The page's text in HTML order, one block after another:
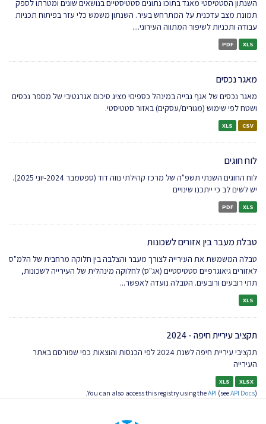
השנתון הסטטיסטי מאגד בתוכו נתונים סטטיסטיים בנושאים שונים ומטרתו לספק
תמונת מצב עדכנית על המתרחש בעיר. השנתון משמש כלי עזר בפיתוח תכניות
עבודה ותכניות לשיפור המתווה העירוני....
PDF XLS
מאגר נכסים
מאגר נכסים של אגף גבייה במינהל כספיםי מציג סיכום אגרגטיבי של מספר נכסים
ושטח לפי שימוש (מגורים/עסקים) באזור סטטיסטי.
XLS CSV
לוח חוגים
לוח החוגים השנתי תשפ"ה של מרכז קהילתי נווה דוד (ספטמבר 2024-יוני 2025).
יש לשים לב כי ייתכנו שינויים
PDF XLS
טבלת מעבר בין אזורים לשכונות
טבלה המשמשת את העירייה לצורך מעבר והצלבה בין חלוקה מרחבית של הלמ"ס
לאזורים גיאוגרפיים סטטיסטיים (אג"ס) לחלוקה מינהלית של העירייה לשכונות,
תתי רובעים ורובעים. הטבלה נועדה לאפשר...
XLS
תקציב עיריית חיפה - 2024
תקציבי עיריית חיפה לשנת 2024 לפי הכנסות והוצאות כפי שפורסם באתר
העירייה
XLS XLSX
You can also access this registry using theAPI (seeAPI Docs).